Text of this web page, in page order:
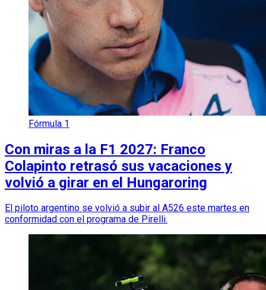
Fórmula 1
Con miras a la F1 2027: Franco
Colapinto retrasó sus vacaciones y
volvió a girar en el Hungaroring
El piloto argentino se volvió a subir al A526 este martes en
conformidad con el programa de Pirelli.